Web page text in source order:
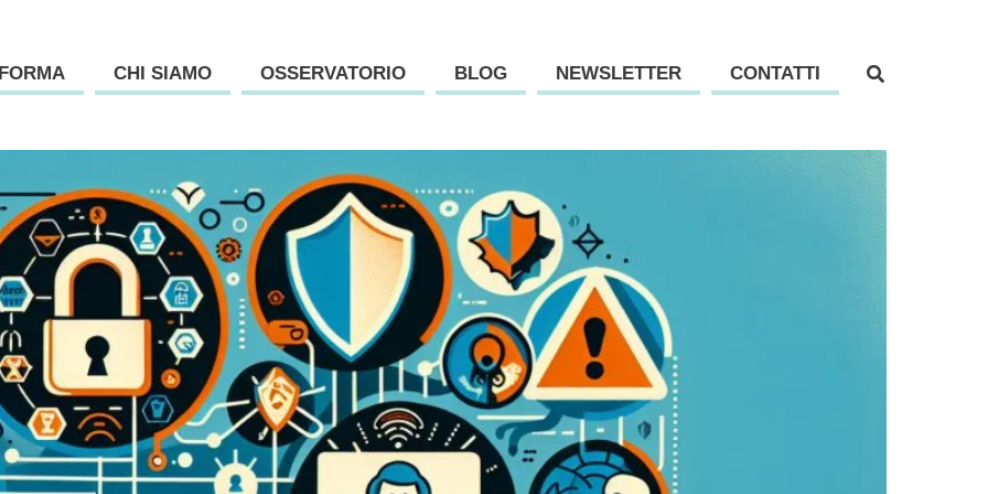
CHI SIAMO OSSERVATORIO BLOG NEWSLETTER CONTATTI